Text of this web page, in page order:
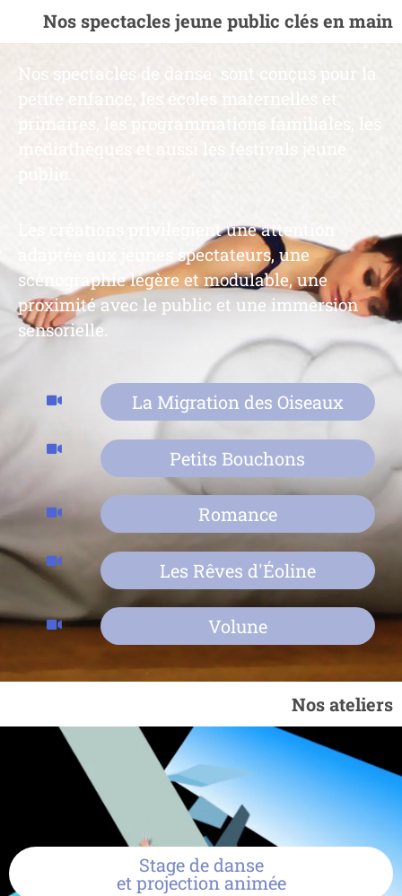
Nos spectacles jeune public clés en main
Nos spectacles de danse sont conçus pour la
petite enfance, les écoles maternelles et
primaires, les programmations familiales, les
médiathèques et aussi les festivals jeune
Les créations privilégient une attention
adaptée aux jeunes spectateurs, une
scénographie légère et modulable, une
proximité avec le public et une immersion
sensorielle.
La Migration des Oiseaux
Petits Bouchons
Romance
Les Rêves d'Éoline
Volune
Nos ateliers
Stage de danse
et projection animée